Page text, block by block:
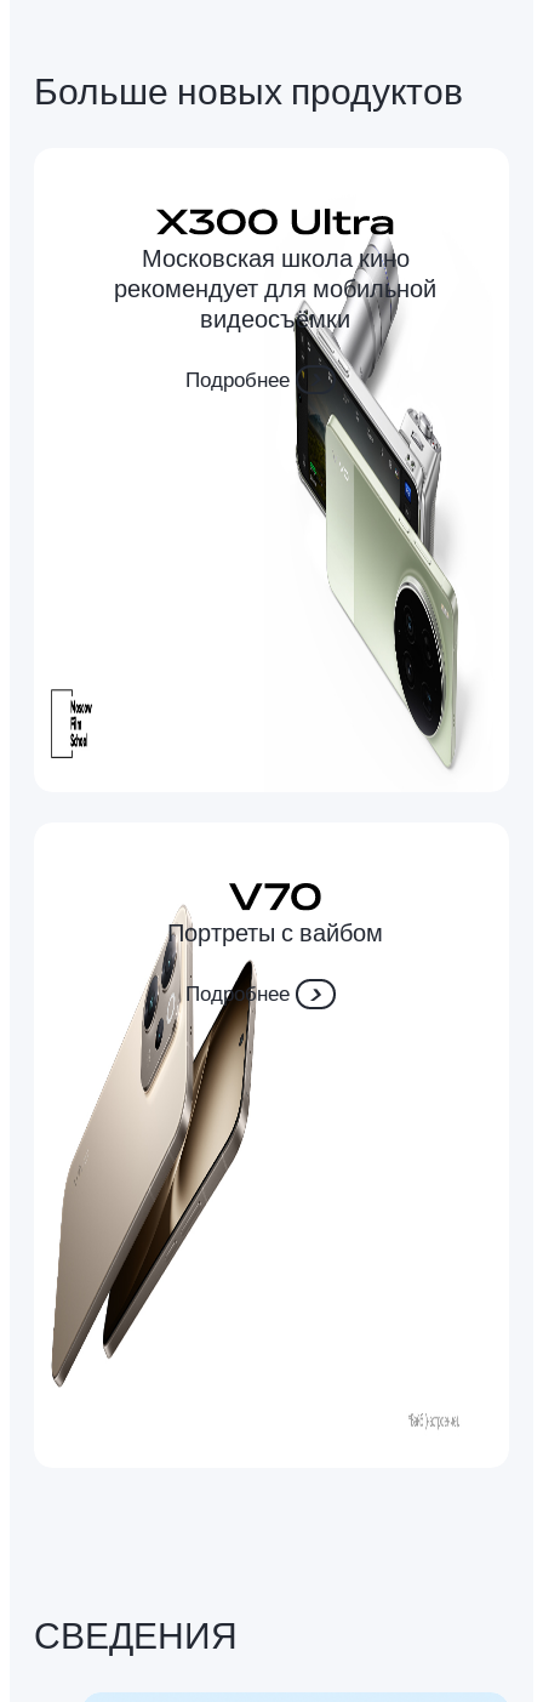
Больше новых продуктов
Московская школа кино
рекомендует для мобильной
видеосъёмки
Подробнее
Портреты с вайбом
Подробнее
СВЕДЕНИЯ